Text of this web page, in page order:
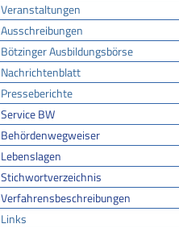
Veranstaltungen
Ausschreibungen
Bötzinger Ausbildungsbörse
Nachrichtenblatt
Presseberichte
Service BW
Behördenwegweiser
Lebenslagen
Stichwortverzeichnis
Verfahrensbeschreibungen
Links
Sie sind hier:Startseite /Aktuell